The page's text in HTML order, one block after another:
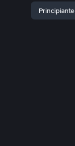
Principiante